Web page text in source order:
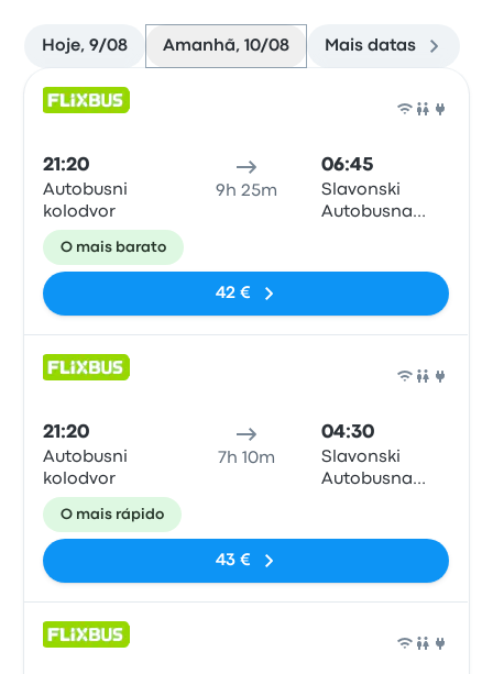
Hoje, 9/08 Amanhã, 10/08 Mais datas
21:20
Autobusni
kolodvor
9h 25m
06:45
Slavonski
Autobusna
O mais barato
42 €
21:20
Autobusni
kolodvor
7h 10m
04:30
Slavonski
Autobusna
O mais rápido
43 €